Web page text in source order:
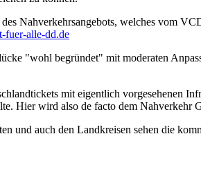
Nahverkehrsangebots, welches vom
fuer-alle-dd.de
"wohl begründet" mit moderaten
mit eigentlich vorgesehenen
Hier wird also de facto dem Nahverkehr
und auch den Landkreisen sehen die